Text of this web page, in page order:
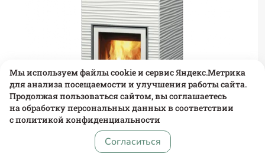
Мы используем файлы cookie и сервис Яндекс.Метрика
для анализа посещаемости и улучшения работы сайта.
Продолжая пользоваться сайтом, вы соглашаетесь
на обработку персональных данных в соответствии
сполитикой конфиденциальности
Согласиться